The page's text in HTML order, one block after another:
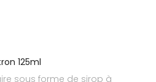
125ml
sous forme de sirop à